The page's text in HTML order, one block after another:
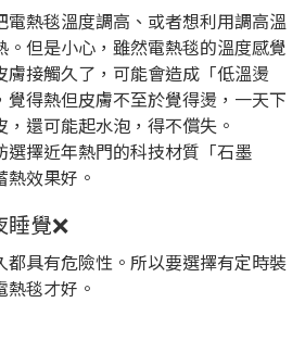
熱毯溫度調高、或者想利用調高溫
但是小心，雖然電熱毯的溫度感覺
接觸久了，可能會造成「低溫燙
得熱但皮膚不至於覺得燙，一天下
還可能起水泡，得不償失。
選擇近年熱門的科技材質「石墨
效果好。
覺❌
都具有危險性。所以要選擇有定時裝
毯才好。